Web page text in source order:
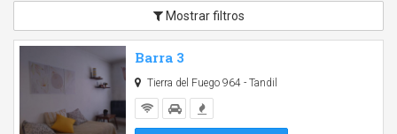
Mostrar filtros
Barra 3
Tierra del Fuego 964 - Tandil